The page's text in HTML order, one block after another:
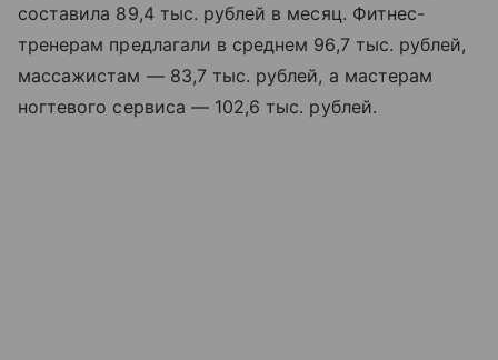
составила 89,4 тыс. рублей в месяц. Фитнес-
тренерам предлагали в среднем 96,7 тыс. рублей,
массажистам — 83,7 тыс. рублей, а мастерам
ногтевого сервиса — 102,6 тыс. рублей.